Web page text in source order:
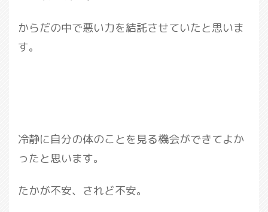
からだの中で悪い力を結託させていたと思いま
す。
冷静に自分の体のことを見る機会ができてよか
ったと思います。
たかが不安、されど不安。